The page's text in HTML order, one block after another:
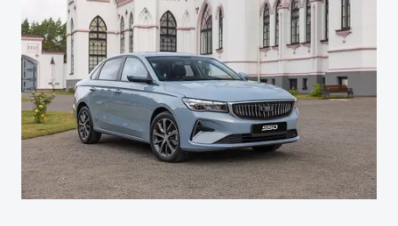
Яркий кроссовер
от 2 219 990 ₽*
Обзор В наличии
S50
Автокредит
Трейд-ин
Страхование
Расчет КАСКО
ПОДДЕРЖКА
Гарантия Belgee
Belgee Линк
Belgee Клуб
Belgee Плюс
Реферальная программа
О дилерском центре
Правовая информация